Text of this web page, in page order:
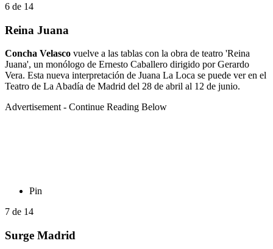
6 de 14
Reina Juana
Concha Velasco vuelve a las tablas con la obra de teatro 'Reina
Juana', un monólogo de Ernesto Caballero dirigido por Gerardo
Vera. Esta nueva interpretación de Juana La Loca se puede ver en el
Teatro de La Abadía de Madrid del 28 de abril al 12 de junio.
Advertisement - Continue Reading Below
Pin
7 de 14
Surge Madrid